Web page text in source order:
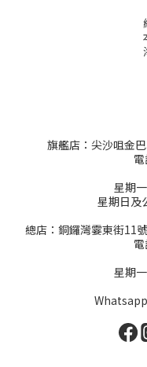
旗艦店：尖沙咀金
星期
星期日及
總店：銅鑼灣霎東街11
星期